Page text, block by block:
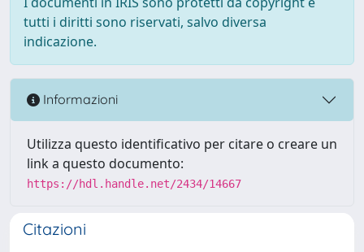
tutti i diritti sono riservati, salvo diversa
indicazione.
Informazioni
Utilizza questo identificativo per citare o creare un
link a questo documento:
https://hdl.handle.net/2434/14667
Citazioni